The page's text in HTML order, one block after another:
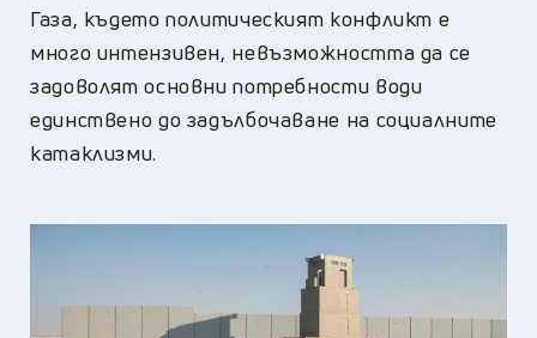
Газа, където политическият конфликт е
много интензивен, невъзможността да се
задоволят основни потребности води
единствено до задълбочаване на социалните
катаклизми.